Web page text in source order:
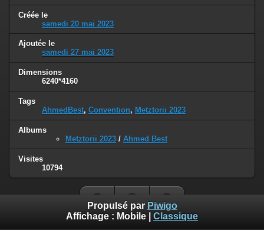
Créée le
samedi 20 mai 2023
Ajoutée le
samedi 27 mai 2023
Dimensions
6240*4160
Tags
AhmedBest, Convention, Metztorii 2023
Albums
Metztorii 2023 / Ahmed Best
Visites
10794
Propulsé par Piwigo
Affichage : Mobile Classique